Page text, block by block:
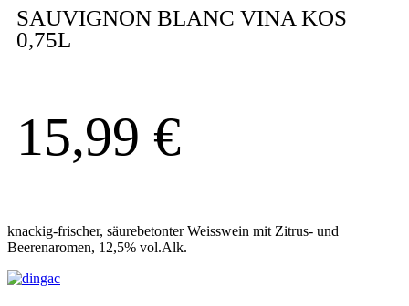
SAUVIGNON BLANC VINA KOS
0,75L
15,99 €
knackig-frischer, säurebetonter Weisswein mit Zitrus- und
Beerenaromen, 12,5% vol.Alk.